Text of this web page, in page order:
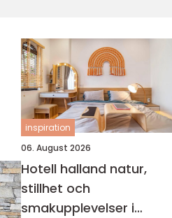
inspiration
06. August 2026
Hotell halland natur,
stillhet och
smakupplevelser i